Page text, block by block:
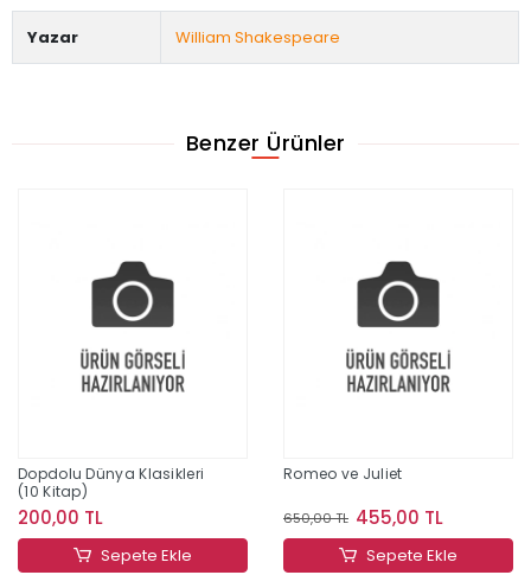
Yazar William Shakespeare
Benzer Ürünler
Dopdolu Dünya Klasikleri
(10 Kitap)
200,00 TL
Sepete Ekle
Romeo ve Juliet
650,00 TL 455,00 TL
Sepete Ekle